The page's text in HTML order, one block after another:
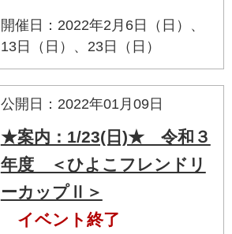
開催日：2022年2月6日（日）、
13日（日）、23日（日）
公開日：2022年01月09日
★案内：1/23(日)★ 令和３
年度 ＜ひよこフレンドリ
ーカップⅡ＞
イベント終了